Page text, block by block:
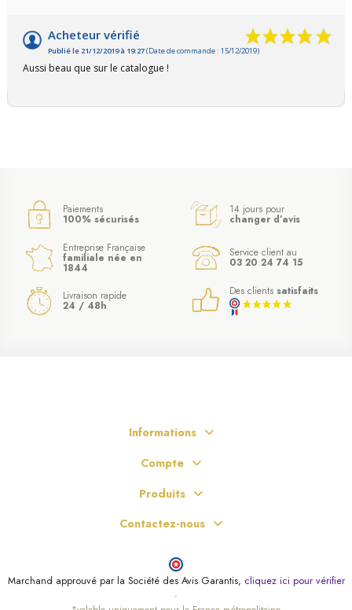
Acheteur vérifié
Publié le 21/12/2019 à 19:27(Date de commande : 15/12/2019)
Aussi beau que sur le catalogue !
Paiements
100% sécurisés
14 jours pour
changer d’avis
Entreprise Française
familiale née en
1844
Service client au
03 20 24 74 15
Livraison rapide
24 / 48h
Des clients satisfaits
Informations
Compte
Produits
Contactez-nous
Marchand approuvé par la Société des Avis Garantis, cliquez ici pour vérifier
.